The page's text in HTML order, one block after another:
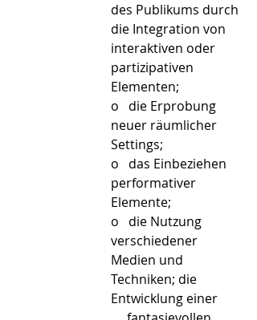
des Publikums durch
die Integration von
interaktiven oder
partizipativen
Elementen;
o   die Erprobung
neuer räumlicher
Settings;
o   das Einbeziehen
performativer
Elemente;
o   die Nutzung
verschiedener
Medien und
Techniken; die
Entwicklung einer